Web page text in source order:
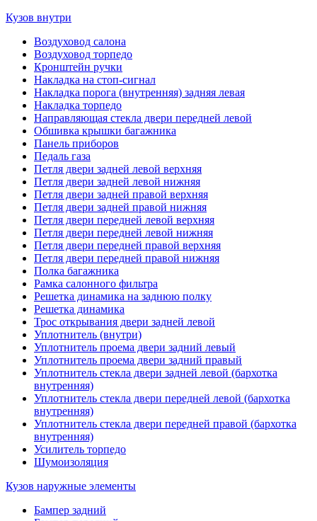
Кузов внутри
Воздуховод салона
Воздуховод торпедо
Кронштейн ручки
Накладка на стоп-сигнал
Накладка порога (внутренняя) задняя левая
Накладка торпедо
Направляющая стекла двери передней левой
Обшивка крышки багажника
Панель приборов
Педаль газа
Петля двери задней левой верхняя
Петля двери задней левой нижняя
Петля двери задней правой верхняя
Петля двери задней правой нижняя
Петля двери передней левой верхняя
Петля двери передней левой нижняя
Петля двери передней правой верхняя
Петля двери передней правой нижняя
Полка багажника
Рамка салонного фильтра
Решетка динамика на заднюю полку
Решетка динамика
Трос открывания двери задней левой
Уплотнитель (внутри)
Уплотнитель проема двери задний левый
Уплотнитель проема двери задний правый
Уплотнитель стекла двери задней левой (бархотка
внутренняя)
Уплотнитель стекла двери передней левой (бархотка
внутренняя)
Уплотнитель стекла двери передней правой (бархотка
внутренняя)
Усилитель торпедо
Шумоизоляция
Кузов наружные элементы
Бампер задний